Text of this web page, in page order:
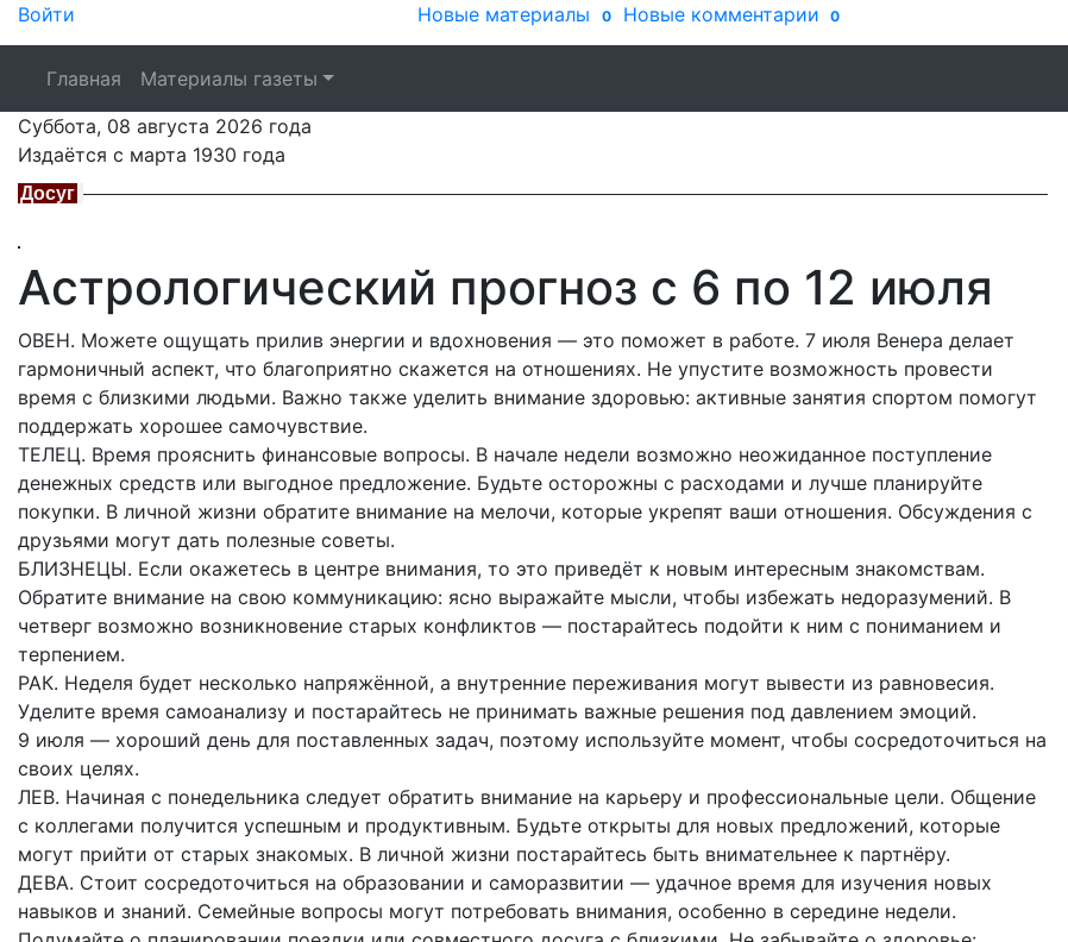
Войти Новые материалы 0 Новые комментарии 0
Главная Материалы газеты
Суббота, 08 августа 2026 года
Издаётся с марта 1930 года
Досуг
Астрологический прогноз с 6 по 12 июля
ОВЕН. Можете ощущать прилив энергии и вдохновения — это поможет в работе. 7 июля Венера делает
гармоничный аспект, что благоприятно скажется на отношениях. Не упустите возможность провести
время с близкими людьми. Важно также уделить внимание здоровью: активные занятия спортом помогут
поддержать хорошее самочувствие.
ТЕЛЕЦ. Время прояснить финансовые вопросы. В начале недели возможно неожиданное поступление
денежных средств или выгодное предложение. Будьте осторожны с расходами и лучше планируйте
покупки. В личной жизни обратите внимание на мелочи, которые укрепят ваши отношения. Обсуждения с
друзьями могут дать полезные советы.
БЛИЗНЕЦЫ. Если окажетесь в центре внимания, то это приведёт к новым интересным знакомствам.
Обратите внимание на свою коммуникацию: ясно выражайте мысли, чтобы избежать недоразумений. В
четверг возможно возникновение старых конфликтов — постарайтесь подойти к ним с пониманием и
терпением.
РАК. Неделя будет несколько напряжённой, а внутренние переживания могут вывести из равновесия.
Уделите время самоанализу и постарайтесь не принимать важные решения под давлением эмоций.
9 июля — хороший день для поставленных задач, поэтому используйте момент, чтобы сосредоточиться на
своих целях.
ЛЕВ. Начиная с понедельника следует обратить внимание на карьеру и профессиональные цели. Общение
с коллегами получится успешным и продуктивным. Будьте открыты для новых предложений, которые
могут прийти от старых знакомых. В личной жизни постарайтесь быть внимательнее к партнёру.
ДЕВА. Стоит сосредоточиться на образовании и саморазвитии — удачное время для изучения новых
навыков и знаний. Семейные вопросы могут потребовать внимания, особенно в середине недели.